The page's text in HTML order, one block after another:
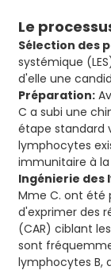
Le
Sélection des
systémique
d'elle une
Préparation:
C a subi une
étape standard
lymphocytes
immunitaire à la
Ingénierie des
Mme C. ont été
d'exprimer des
(CAR) ciblant
sont
lymphocytes B,